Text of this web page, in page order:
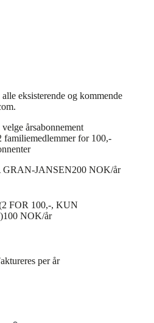
eksisterende og kommende
årsabonnement
for 100,-
JANSEN200 NOK/år
FOR 100,-, KUN
100 NOK/år
per år